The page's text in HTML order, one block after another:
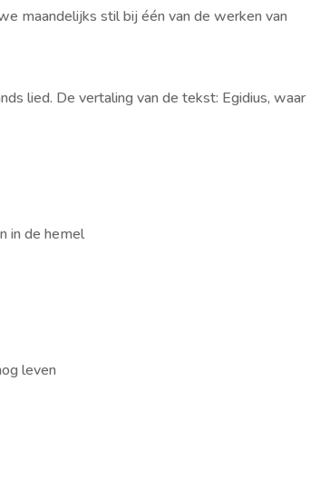
maandelijks stil bij één van de werken van
lied. De vertaling van de tekst: Egidius, waar
in de hemel
leven